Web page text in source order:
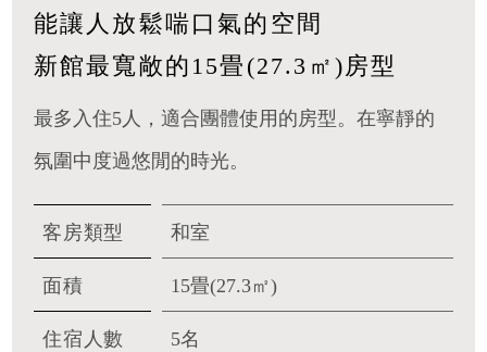
能讓人放鬆喘口氣的空間
新館最寬敞的15畳(27.3㎡)房型
最多入住5人，適合團體使用的房型。在寧靜的
氛圍中度過悠閒的時光。
客房類型 和室
面積 15畳(27.3㎡)
住宿人數 5名